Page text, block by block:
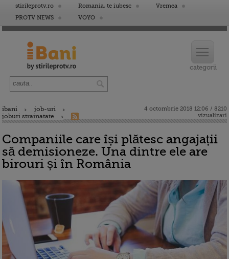
stirileprotv.ro Romania, te iubesc
Vremea
PROTV NEWS
VOYO
ibani
job-uri
joburi strainatate
4 octombrie 2018 12:06 / 8210
vizualizari
Companiile care își plătesc angajații
să demisioneze. Una dintre ele are
birouri și în România